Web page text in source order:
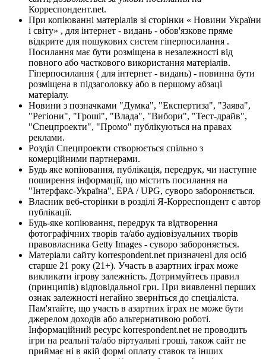
Корреспондент.net.
При копіюванні матеріалів зі сторінки « Новини України
і світу» , для інтернет - видань - обов'язкове пряме
відкрите для пошукових систем гіперпосилання .
Посилання має бути розміщена в незалежності від
повного або часткового використання матеріалів.
Гіперпосилання ( для інтернет - видань) - повинна бути
розміщена в підзаголовку або в першому абзаці
матеріалу.
Новини з позначками "Думка", "Експертиза", "Заява",
"Регіони", "Гроші", "Влада", "Вибори", "Тест-драйв",
"Спецпроекти", "Промо" публікуються на правах
реклами.
Розділ Спецпроекти створюється спільно з
комерційними партнерами.
Будь яке копіювання, публікація, передрук, чи наступне
поширення інформації, що містить посилання на
"Інтерфакс-Україна", EPA / UPG, суворо забороняється.
Власник веб-сторінки в розділі Я-Корреспондент є автор
публікації.
Будь-яке копіювання, передрук та відтворення
фотографічних творів та/або аудіовізуальних творів
правовласника Getty Images - суворо забороняється.
Матеріали сайту korrespondent.net призначені для осіб
старше 21 року (21+). Участь в азартних іграх може
викликати ігрову залежність. Дотримуйтесь правил
(принципів) відповідальної гри. При виявленні перших
ознак залежності негайно зверніться до спеціаліста.
Пам'ятайте, що участь в азартних іграх не може бути
джерелом доходів або альтернативою роботі.
Інформаційний ресурс korrespondent.net не проводить
ігри на реальні та/або віртуальні гроші, також сайт не
приймає ні в якій формі оплату ставок та інших